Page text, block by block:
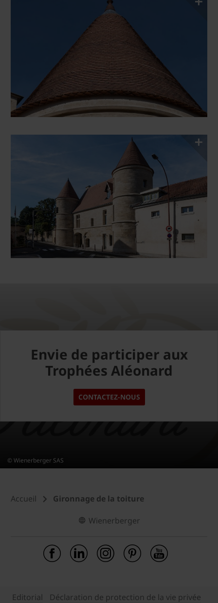
© Wienerberger SAS
Envie de participer aux
Trophées Aléonard
CONTACTEZ-NOUS
Accueil Gironnage de la toiture
Wienerberger
Editorial Déclaration de protection de la vie privée